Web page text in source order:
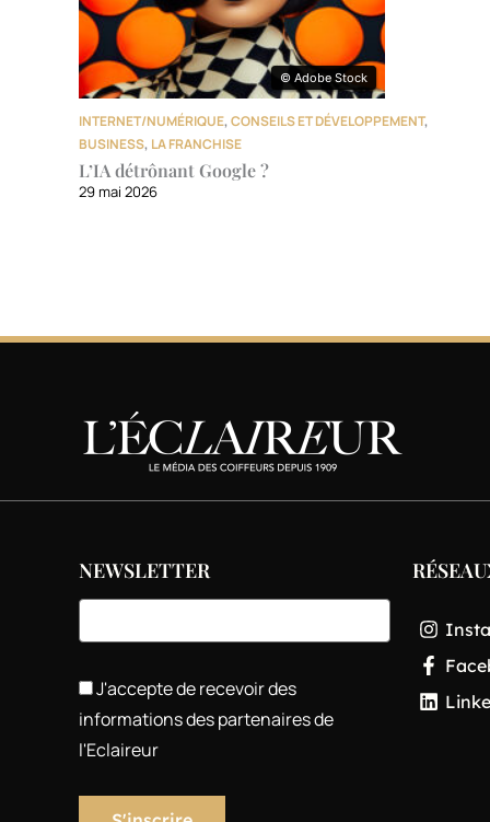
© Adobe Stock
© Adobe Stock
INTERNET/NUMÉRIQUE,CONSEILS ET DÉVELOPPEMENT,
BUSINESS, LA FRANCHISE
L’IA détrônant Google ?
29 mai 2026
NEWSLETTER
J'accepte de recevoir des
informations des partenaires de
l'Eclaireur